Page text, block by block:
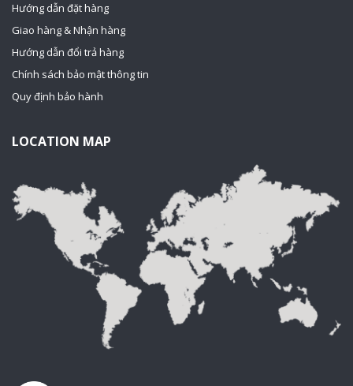
Hướng dẫn đặt hàng
Giao hàng & Nhận hàng
Hướng dẫn đổi trả hàng
Chính sách bảo mật thông tin
Quy định bảo hành
LOCATION MAP